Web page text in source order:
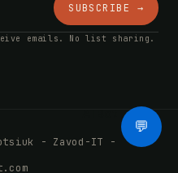
SUBSCRIBE →
emails. No list sharing.
- Zavod-IT -
💬